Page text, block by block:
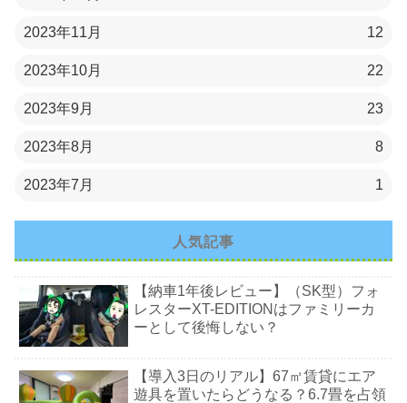
2023年11月 12
2023年10月 22
2023年9月 23
2023年8月 8
2023年7月 1
人気記事
【納車1年後レビュー】（SK型）フォ
レスターXT-EDITIONはファミリーカ
ーとして後悔しない？
【導入3日のリアル】67㎡賃貸にエア
遊具を置いたらどうなる？6.7畳を占領